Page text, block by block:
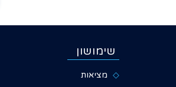
שימושון
מציאות